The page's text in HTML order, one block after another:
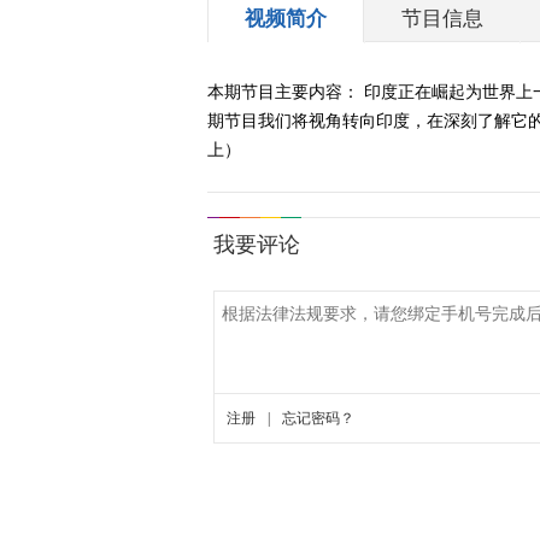
视频简介 节目信息
本期节目主要内容： 印度正在崛起为世界
期节目我们将视角转向印度，在深刻了解它
上）